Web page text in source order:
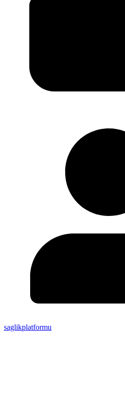
saglikplatformu